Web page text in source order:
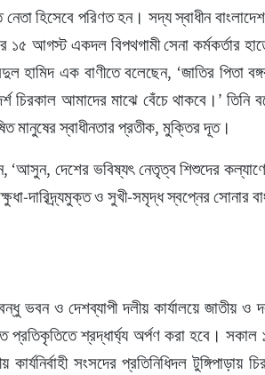
নেতা হিসেবে পরিণত হন। সদ্য স্বাধীন
আগস্ট একদল বিপথগামী সেনা কর্মকর্তার
হামিদ এক বাণীতে বলেছেন, ‘জাতির পিতা
আমাদের মাঝে বেঁচে থাকবে।’ তিনি
মানুষের স্বাধীনতার প্রতীক, মুক্তির দূত।
‘আসুন, দেশের ভবিষ্যৎ নেতৃত্ব শিশুদের
দারিদ্র্যমুক্ত ও সুখী-সমৃদ্ধ স্বপ্নের
ভবন ও দেশব্যাপী দলীয় কার্যালয়ে জাতীয়
প্রতিকৃতিতে শ্রদ্ধার্ঘ্য অর্পণ করা হবে।
সংসদের প্রতিনিধিদল টুঙ্গিপাড়ায়